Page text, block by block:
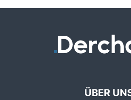
ÜBER